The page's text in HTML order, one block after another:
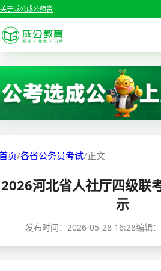
关于成公成公师资
考试公告
职位表
准考证打印
成绩查询
分数线
首页
国家公务员
三支一扶考试
警察/辅警
页/各省公务员考试/正文
2026河北省人社厅四级联
示
发布时间： 2026-05-28 16:28编辑